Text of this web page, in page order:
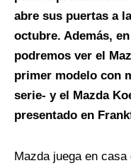
abre sus puertas a
octubre. Además,
podremos ver el
primer modelo con
serie- y el Mazda
presentado en
Mazda juega en